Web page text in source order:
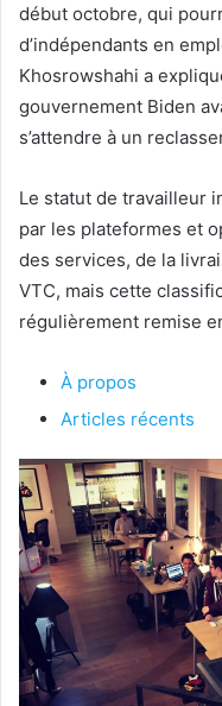
début octobre, qui
d’indépendants en
Khosrowshahi a
gouvernement Biden
s’attendre à un
Le statut de travailleur
par les plateformes et
des services, de la
VTC, mais cette
régulièrement remise
À propos
Articles récents